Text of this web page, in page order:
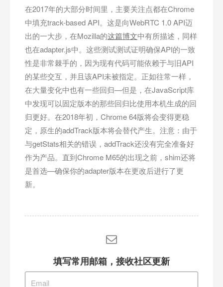
在2017年的大部分时间里，主要关注点都在Chrome
中填充track-based API。这是向WebRTC 1.0 API迈
出的一大步，在Mozilla的这篇博文中有所描述，同样
也在adapter.js中。这些测试测试证明确保API的一致
性是非常棘手的，因为现有代码可能依赖于与旧API
的某些交互，并且该API未被指定。正如往常一样，
在大量变化中也有一些回归—但是，在JavaScript库
中发现可以固定版本的那些回归比使用本机生成的回
归更好。在2018年初，Chrome 64版将会变得更稳
定，原生的addTrack版本将会替代产生。注意：由于
与getStats相关的错误，addTrack还没有完全准备好
作为产品。直到Chrome M65的出现之前，shim还将
是首选—确保你的adapter版本在更改后进行了更
新。
填写常用邮箱，接收社区更新